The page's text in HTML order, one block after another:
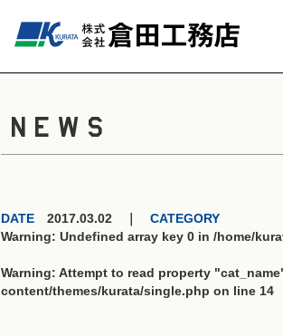
NEWS
DATE 2017.03.02 ｜ CATEGORY
Warning: Undefined array key 0 in /home/
Warning: Attempt to read property
content/themes/kurata/single.php on line 14